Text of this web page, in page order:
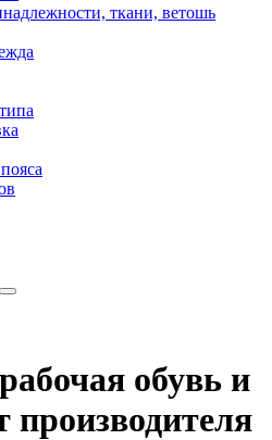
ткани, ветошь
обувь и